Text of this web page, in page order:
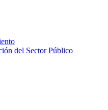
del Sector Público